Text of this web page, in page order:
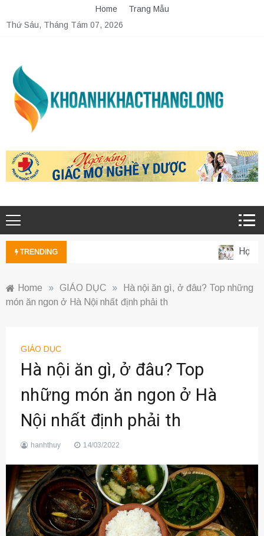
to
Home
Trang Mẫu
Thứ Sáu, Tháng Tám 07, 2026
TRENDING Học
Home » GIÁO DỤC »
Hà nội ăn gì, ở đâu? Top những
món ăn ngon ở Hà Nội nhất định phải th
GIÁO DỤC
Hà nội ăn gì, ở đâu? Top
những món ăn ngon ở Hà
Nội nhất định phải th
hanhthuy 14/03/2022